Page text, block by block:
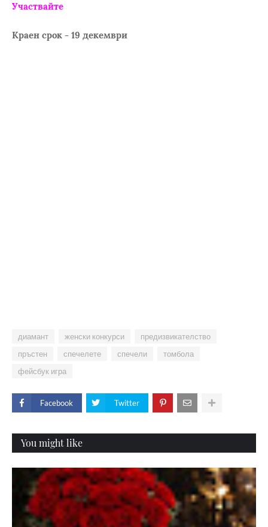
Участвайте
Краен срок - 19 декември
диамант женски конкурси
предизвикателство
пръстен
спечелете спечели
томбола
фейсбук игра
Facebook Twitter
You might like